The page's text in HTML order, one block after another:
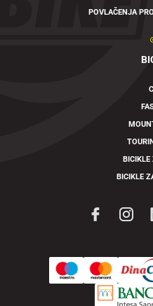
POVLAČENJA
BICIKLE
BICIKLE